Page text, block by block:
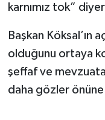
karnımız tok”
Başkan Köksal’ın
olduğunu ortaya
şeffaf ve
daha gözler